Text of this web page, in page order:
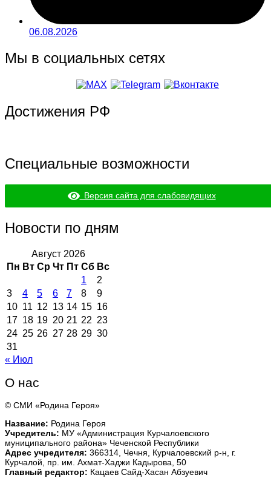
06.08.2026
Мы в социальных сетях
Достижения РФ
Специальные возможности
Версия сайта для слабовидящих
Новости по дням
Август 2026
Пн Вт Ср Чт Пт Сб Вс
1
2
3
4 5 6 7 8
9
10 11 12 13 14 15 16
17 18 19 20 21 22 23
24 25 26 27 28 29 30
31
« Июл
О нас
© СМИ «Родина Героя»
Название: Родина Героя
Учредитель: МУ «Администрация Курчалоевского
муниципального района» Чеченской Республики
Адрес учредителя: 366314, Чечня, Курчалоевский р-н, г.
Курчалой, пр. им. Ахмат-Хаджи Кадырова, 50
Главный редактор: Кацаев Сайд-Хасан Абзуевич